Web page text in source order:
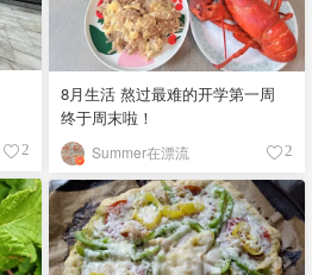
2
8月生活 熬过最难的开学第一周
终于周末啦！
Summer在漂流 2